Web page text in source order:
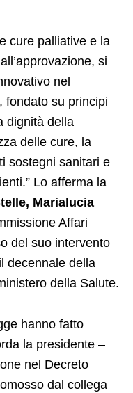
cure palliative e la
si
nel
fondato su principi
dignità della
delle cure, la
sostegni sanitari e
Lo afferma la
Marialucia
Affari
del suo intervento
decennale della
della Salute.
hanno fatto
la presidente –
nel Decreto
dal collega